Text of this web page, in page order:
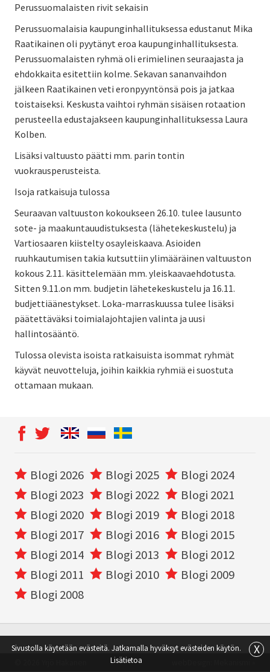
Perussuomalaisten rivit sekaisin
Perussuomalaisia kaupunginhallituksessa edustanut Mika
Raatikainen oli pyytänyt eroa kaupunginhallituksesta.
Perussuomalaisten ryhmä oli erimielinen seuraajasta ja
ehdokkaita esitettiin kolme. Sekavan sananvaihdon
jälkeen Raatikainen veti eronpyyntönsä pois ja jatkaa
toistaiseksi. Keskusta vaihtoi ryhmän sisäisen rotaation
perusteella edustajakseen kaupunginhallituksessa Laura
Kolben.
Lisäksi valtuusto päätti mm. parin tontin
vuokrausperusteista.
Isoja ratkaisuja tulossa
Seuraavan valtuuston kokoukseen 26.10. tulee lausunto
sote- ja maakuntauudistuksesta (lähetekeskustelu) ja
Vartiosaaren kiistelty osayleiskaava. Asioiden
ruuhkautumisen takia kutsuttiin ylimääräinen valtuuston
kokous 2.11. käsittelemään mm. yleiskaavaehdotusta.
Sitten 9.11.on mm. budjetin lähetekeskustelu ja 16.11.
budjettiäänestykset. Loka-marraskuussa tulee lisäksi
päätettäväksi toimialajohtajien valinta ja uusi
hallintosääntö.
Tulossa olevista isoista ratkaisuista isommat ryhmät
käyvät neuvotteluja, joihin kaikkia ryhmiä ei suostuta
ottamaan mukaan.
Blogi 2026 Blogi 2025
Blogi 2024
Blogi 2023
Blogi 2022
Blogi 2021
Blogi 2020
Blogi 2019
Blogi 2018
Blogi 2017
Blogi 2016
Blogi 2015
Blogi 2014
Blogi 2013
Blogi 2012
Blogi 2011
Blogi 2010
Blogi 2009
Blogi 2008
Sivustolla käytetään evästeitä. Jatkamalla hyväksyt evästeiden käytön.
Lisätietoa
X